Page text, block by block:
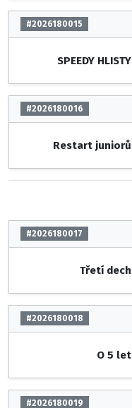
#2026180015
SPEEDY HLISTY
#2026180016
Restart juniorů
#2026180017
Třetí dech
#2026180018
O 5 let
#2026180019